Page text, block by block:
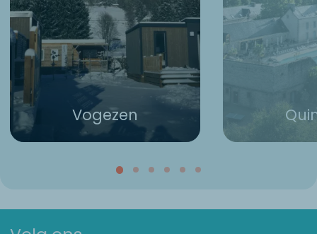
Vogezen